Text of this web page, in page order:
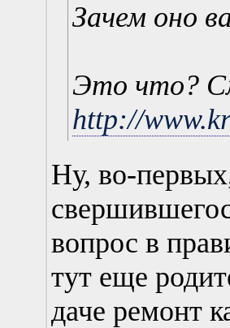
Зачем оно
Это что?
http://
Ну, во-
вопрос в
тут еще
даче ремонт